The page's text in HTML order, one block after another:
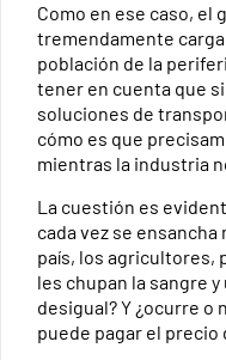
Como en ese caso, el
tremendamente
población de la
tener en cuenta que
soluciones de
cómo es que
mientras la industria
La cuestión es
cada vez se
país, los agricultores,
les chupan la sangre
desigual? Y ¿ocurre o
puede pagar el precio